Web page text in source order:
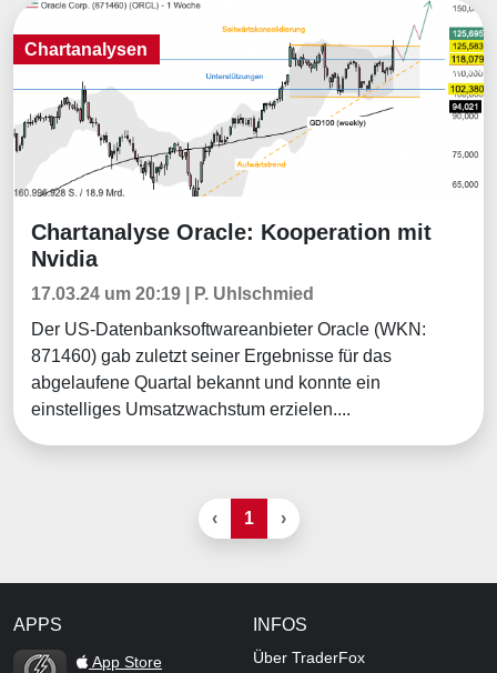
Chartanalysen
Chartanalysen
Chartanalyse Oracle: Kooperation mit
Nvidia
17.03.24 um 20:19 | P. Uhlschmied
Der US-Datenbanksoftwareanbieter Oracle (WKN:
871460) gab zuletzt seiner Ergebnisse für das
abgelaufene Quartal bekannt und konnte ein
einstelliges Umsatzwachstum erzielen....
‹ 1 ›
APPS
TraderFox Flash
App Store
INFOS
Über TraderFox